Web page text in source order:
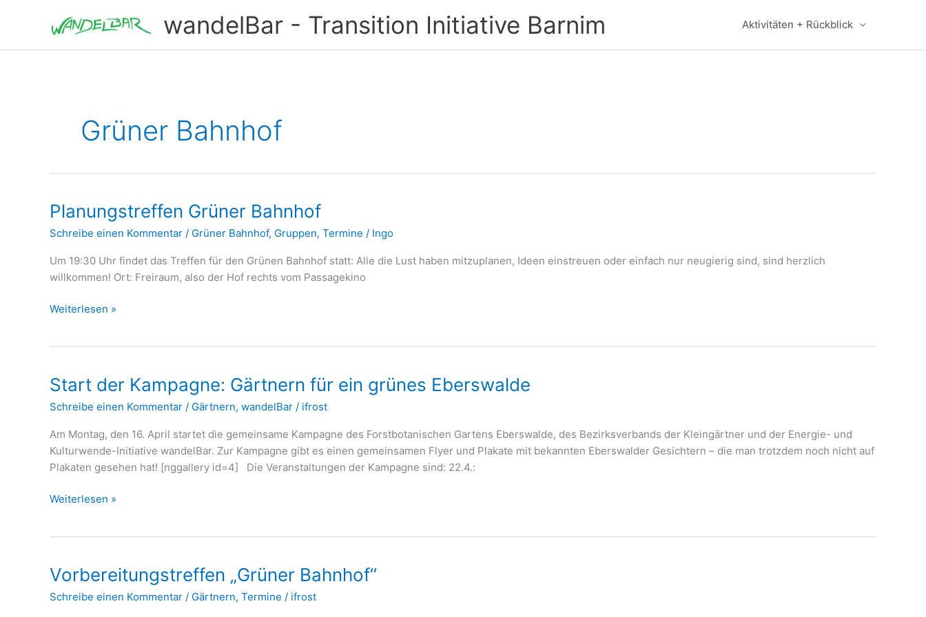
wandelBar - Transition Initiative Barnim Aktivitäten + Rückblick
Grüner Bahnhof
Planungstreffen Grüner Bahnhof
Schreibe einen Kommentar / Grüner Bahnhof, Gruppen, Termine / Ingo
Um 19:30 Uhr findet das Treffen für den Grünen Bahnhof statt: Alle die Lust haben mitzuplanen, Ideen einstreuen oder einfach nur neugierig sind, sind herzlich
willkommen! Ort: Freiraum, also der Hof rechts vom Passagekino
Planungstreffen
Weiterlesen »
Start der Kampagne: Gärtnern für ein grünes Eberswalde
Schreibe einen Kommentar / Gärtnern, wandelBar / ifrost
Am Montag, den 16. April startet die gemeinsame Kampagne des Forstbotanischen Gartens Eberswalde, des Bezirksverbands der Kleingärtner und der Energie- und
Kulturwende-Initiative wandelBar. Zur Kampagne gibt es einen gemeinsamen Flyer und Plakate mit bekannten Eberswalder Gesichtern – die man trotzdem noch nicht auf
Plakaten gesehen hat! [nggallery id=4] Die Veranstaltungen der Kampagne sind: 22.4.:
Start
ein
grünes
Weiterlesen »
Vorbereitungstreffen „Grüner Bahnhof“
Schreibe einen Kommentar / Gärtnern, Termine / ifrost